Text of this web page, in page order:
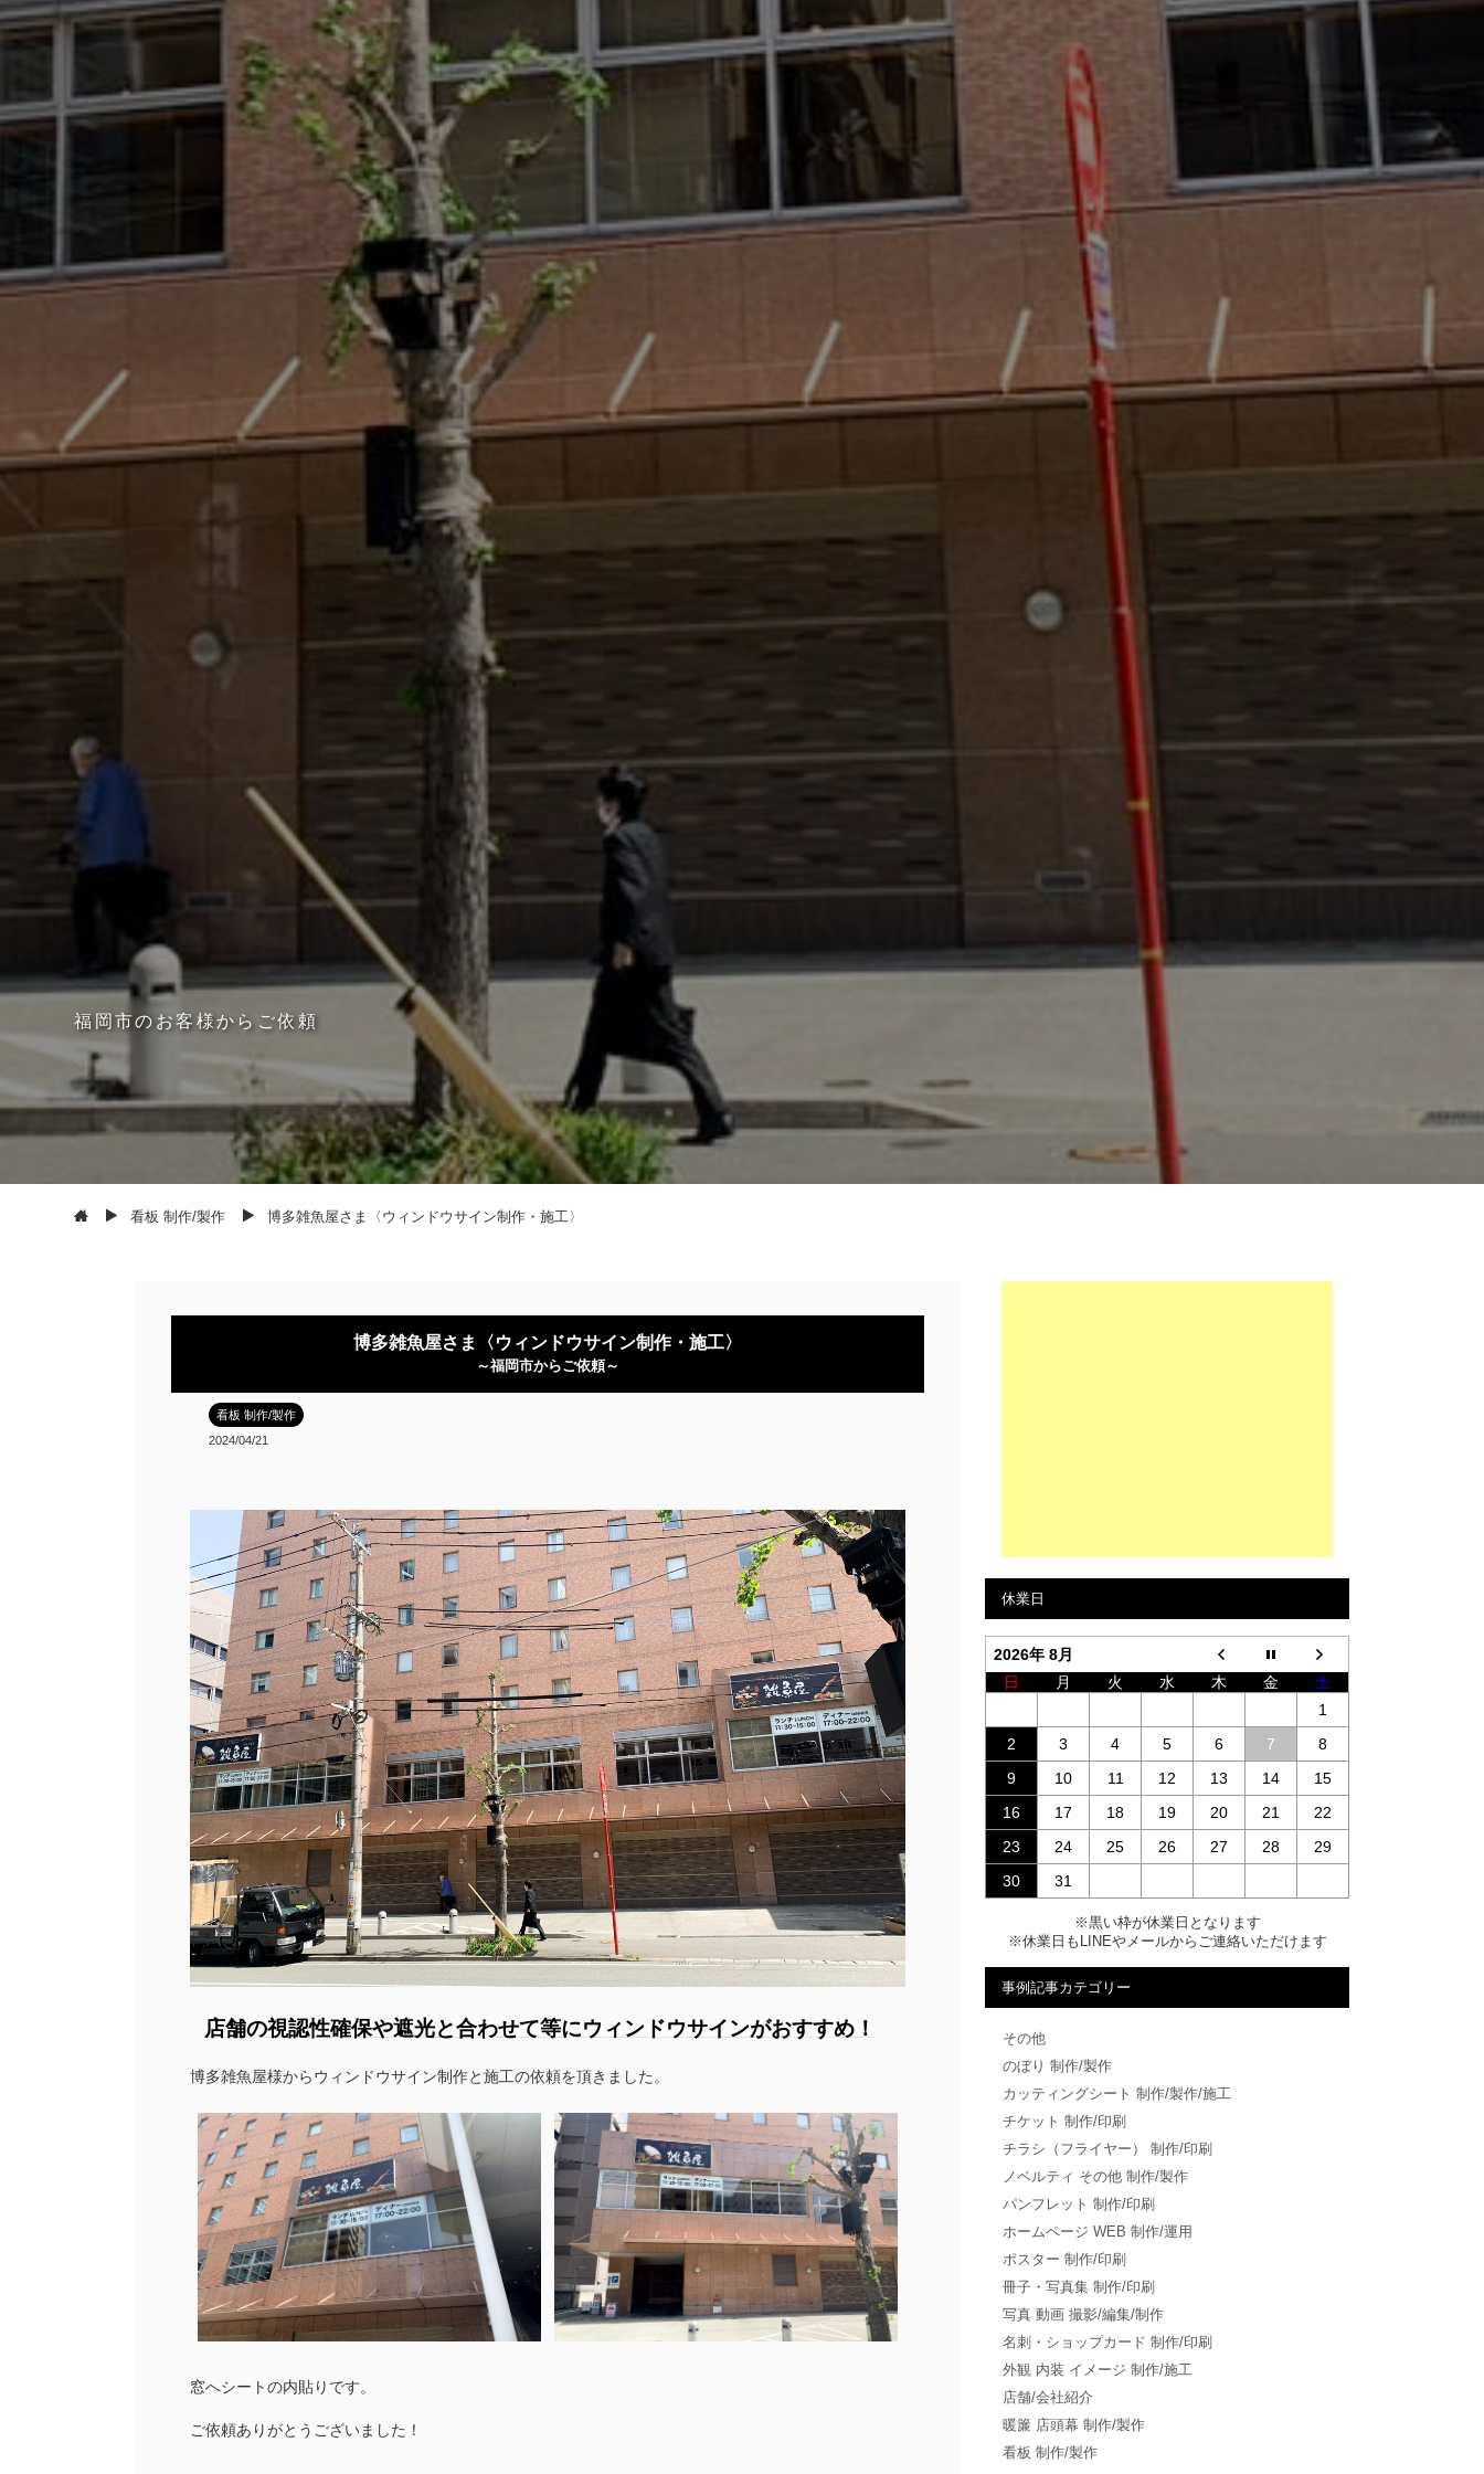
福 岡市の お客 様か ら ご依 頼
看板 制作/製作 博多雑魚屋さま〈ウィンドウサイン制作・施工〉
博多雑魚屋さま〈ウィンドウサイン制作・施工〉
～福岡市からご依頼～
看板 制作/製作
2024/04/21
店舗の視認性確保や遮光と合わせて等にウィンドウサインがおすすめ！
博多雑魚屋様からウィンドウサイン制作と施工の依頼を頂きました。
窓へシートの内貼りです。
ご依頼ありがとうございました！
休業日
2026年 8月
日
月 火 水 木 金
土
1
2
3 4 5 6 7
8
9
10 11 12 13 14
15
16
17 18 19 20 21
22
23
24 25 26 27 28
29
30
31
※黒い枠が休業日となります
※休業日もLINEやメールからご連絡いただけます
事例記事カテゴリー
その他
のぼり 制作/製作
カッティングシート 制作/製作/施工
チケット 制作/印刷
チラシ（フライヤー） 制作/印刷
ノベルティ その他 制作/製作
パンフレット 制作/印刷
ホームページ WEB 制作/運用
ポスター 制作/印刷
冊子・写真集 制作/印刷
写真 動画 撮影/編集/制作
名刺・ショップカード 制作/印刷
外観 内装 イメージ 制作/施工
店舗/会社紹介
暖簾 店頭幕 制作/製作
看板 制作/製作